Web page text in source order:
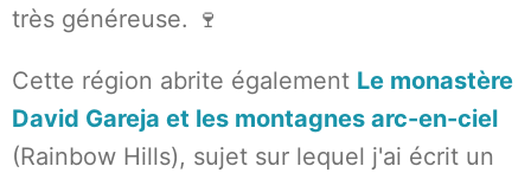
très généreuse. 🍷
Cette région abrite également Le monastère
David Gareja et les montagnes arc-en-ciel
(Rainbow Hills), sujet sur lequel j'ai écrit un